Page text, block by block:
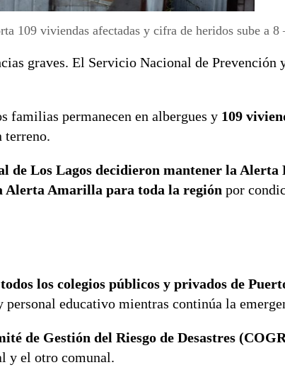
109 viviendas afectadas y cifra de heridos sube a 8
graves. El Servicio Nacional de Prevención
familias permanecen en albergues y 109
terreno.
de Los Lagos decidieron mantener la Alerta
Alerta Amarilla para toda la región por
los colegios públicos y privados de
educativo mientras continúa la
de Gestión del Riesgo de Desastres
y el otro comunal.